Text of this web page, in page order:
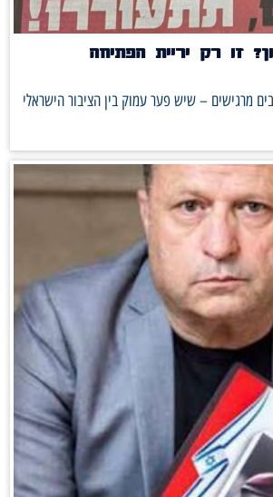
זו רק יריית הפתיחה
מרגישים – שיש פער עמוק בין הציבור הישראלי